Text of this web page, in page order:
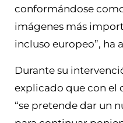
conformándose
imágenes más
incluso europeo”, ha
Durante su
explicado que con el
“se pretende dar un